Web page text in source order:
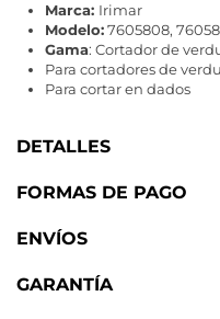
Marca: Irimar
Modelo:7605808,
Gama: Cortador de
Para cortadores de
Para cortar en dados
DETALLES
FORMAS DE PAGO
ENVÍOS
GARANTÍA